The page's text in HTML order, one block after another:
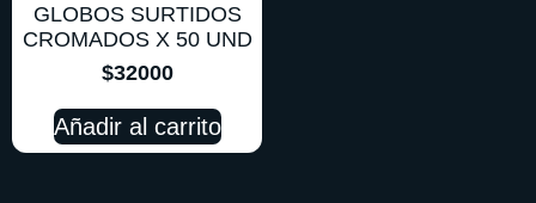
GLOBOS SURTIDOS
CROMADOS X 50 UND
$32000
Añadir al carrito